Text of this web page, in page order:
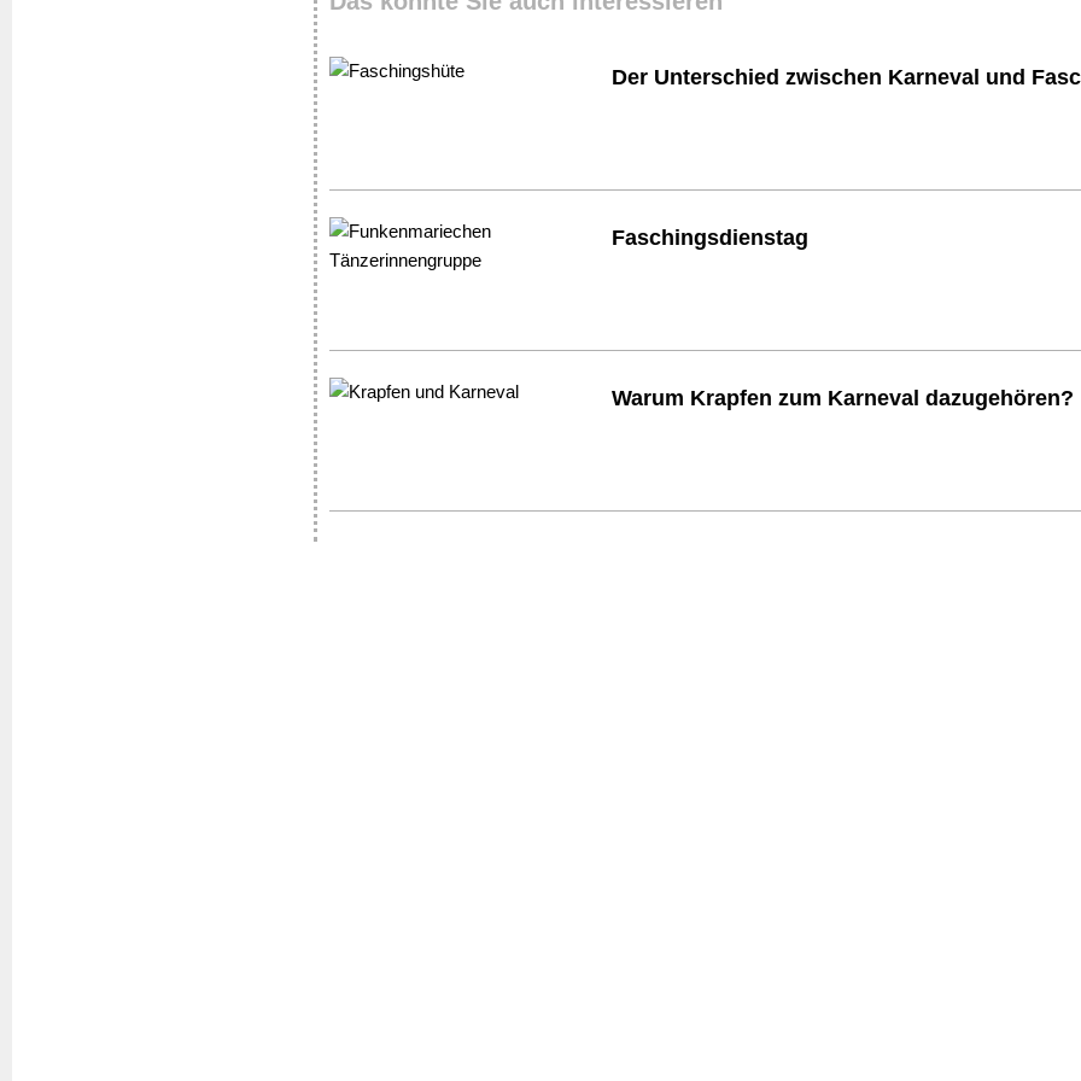
Der Unterschied zwischen Karneval und
Faschingsdienstag
Warum Krapfen zum Karneval dazugehören?